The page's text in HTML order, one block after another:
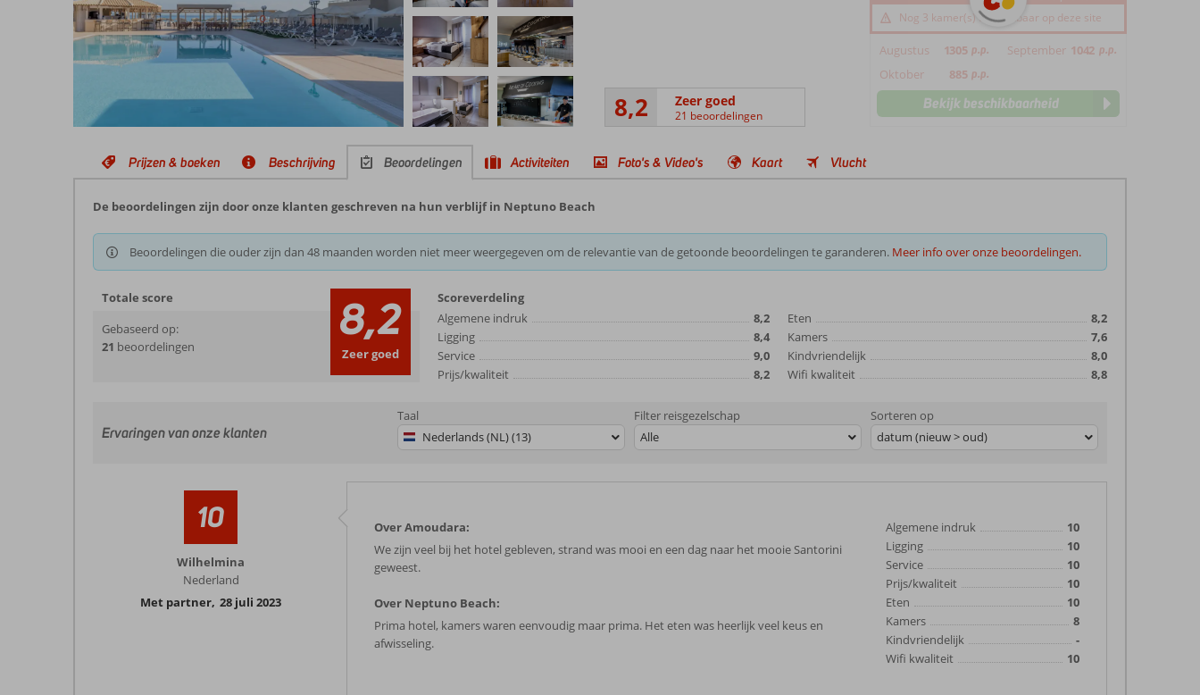
8,2 Zeer goed
21 beoordelingen
Nog 3 kamer(s) beschikbaar op deze site
Augustus 1305 p.p. September 1042 p.p.
Oktober 885 p.p.
Bekijk beschikbaarheid
Prijzen & boeken Beschrijving Beoordelingen Activiteiten Foto's & Video's Kaart Vlucht
De beoordelingen zijn door onze klanten geschreven na hun verblijf in Neptuno Beach
Beoordelingen die ouder zijn dan 48 maanden worden niet meer weergegeven om de relevantie van de getoonde beoordelingen te garanderen. Meer info over onze beoordelingen.
Totale score
Gebaseerd op:
21 beoordelingen 8,2
Zeer goed
Scoreverdeling
Algemene indruk
8,2
Ligging
8,4
Service
9,0
Prijs/kwaliteit
8,2
Eten
8,2
Kamers
7,6
Kindvriendelijk
8,0
Wifi kwaliteit
8,8
Ervaringen van onze klanten
Taal
Nederlands (NL) (13)
Filter reisgezelschap
Alle
Sorteren op
datum (nieuw > oud)
10
Wilhelmina
Nederland
Met partner, 28 juli 2023
Over Amoudara:
We zijn veel bij het hotel gebleven, strand was mooi en een dag naar het mooie Santorini
geweest.
Over Neptuno Beach:
Prima hotel, kamers waren eenvoudig maar prima. Het eten was heerlijk veel keus en
afwisseling.
Algemene indruk
10
Ligging
10
Service
10
Prijs/kwaliteit
10
Eten
10
Kamers
8
Kindvriendelijk
-
Wifi kwaliteit
10